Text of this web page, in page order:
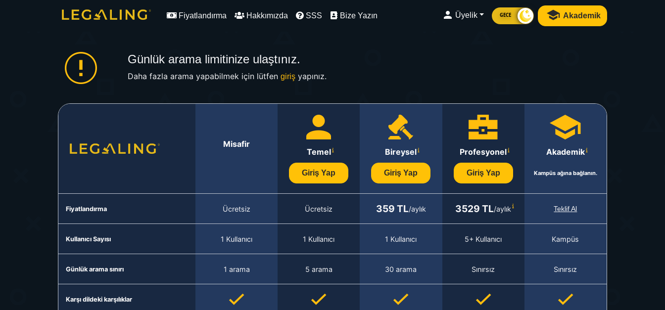
Fiyatlandırma Hakkımızda SSS Bize Yazın Üyelik GECE Akademik
Günlük arama limitinize ulaştınız.
Daha fazla arama yapabilmek için lütfen girişyapınız.
Misafir
Temel
Giriş Yap
Bireysel
Giriş Yap
Profesyonel
Giriş Yap
Akademik
Kampüs ağına bağlanın.
Fiyatlandırma Ücretsiz Ücretsiz 359 TL/aylık 3529 TL/aylık Teklif Al
Kullanıcı Sayısı 1 Kullanıcı 1 Kullanıcı 1 Kullanıcı 5+ Kullanıcı Kampüs
Günlük arama sınırı 1 arama 5 arama 30 arama Sınırsız Sınırsız
Karşı dildeki karşılıklar